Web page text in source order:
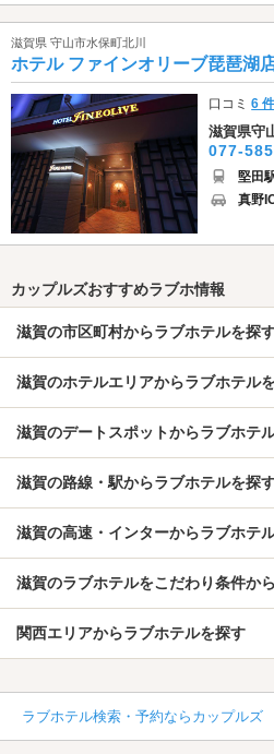
滋賀県 守山市水保町北川
ホテル ファインオリーブ琵琶湖
口コミ6 件
滋賀県守
077-
堅田
真野
カップルズおすすめラブホ情報
滋賀の市区町村からラブホテルを探
滋賀のホテルエリアからラブホテル
滋賀のデートスポットからラブホテ
滋賀の路線・駅からラブホテルを探
滋賀の高速・インターからラブホテ
滋賀のラブホテルをこだわり条件か
関西エリアからラブホテルを探す
ラブホテル検索・予約ならカップルズ